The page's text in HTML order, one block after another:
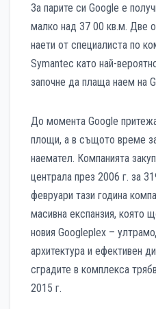
За парите си Google е
малко над 37 00 кв.м. Две
наети от специалиста по
Symantec като най-
започне да плаща наем на
До момента Google
площи, а в същото време
наемател. Компанията
централа през 2006 г. за
февруари тази година
масивна експанзия, която
новия Googleplex –
архитектура и ефективен
сградите в комплекса
2015 г.